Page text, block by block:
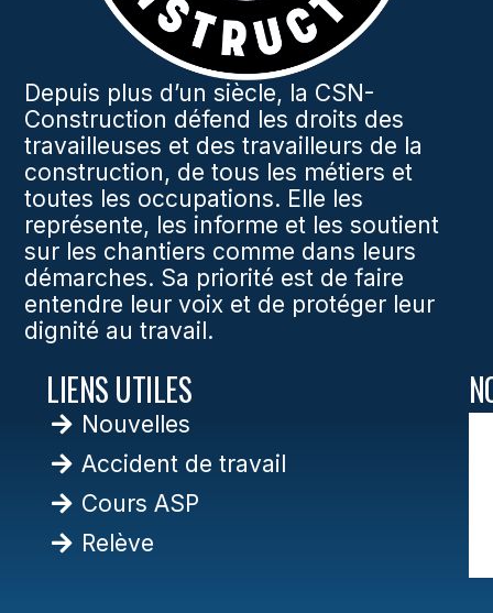
Depuis plus d’un siècle, la CSN-
Construction défend les droits des
travailleuses et des travailleurs de la
construction, de tous les métiers et
toutes les occupations. Elle les
représente, les informe et les soutient
sur les chantiers comme dans leurs
démarches. Sa priorité est de faire
entendre leur voix et de protéger leur
dignité au travail.
LIENS UTILES
Nouvelles
Accident de travail
Cours ASP
Relève